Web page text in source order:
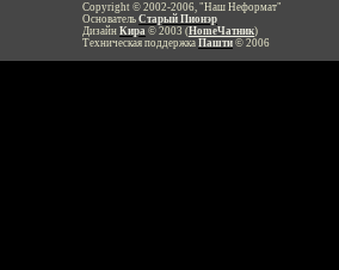
Copyright © 2002-2006, "Наш Неформат"
Основатель Старый Пионэр
Дизайн Кира © 2003 (HomeЧатник)
Техническая поддержка Пашти © 2006